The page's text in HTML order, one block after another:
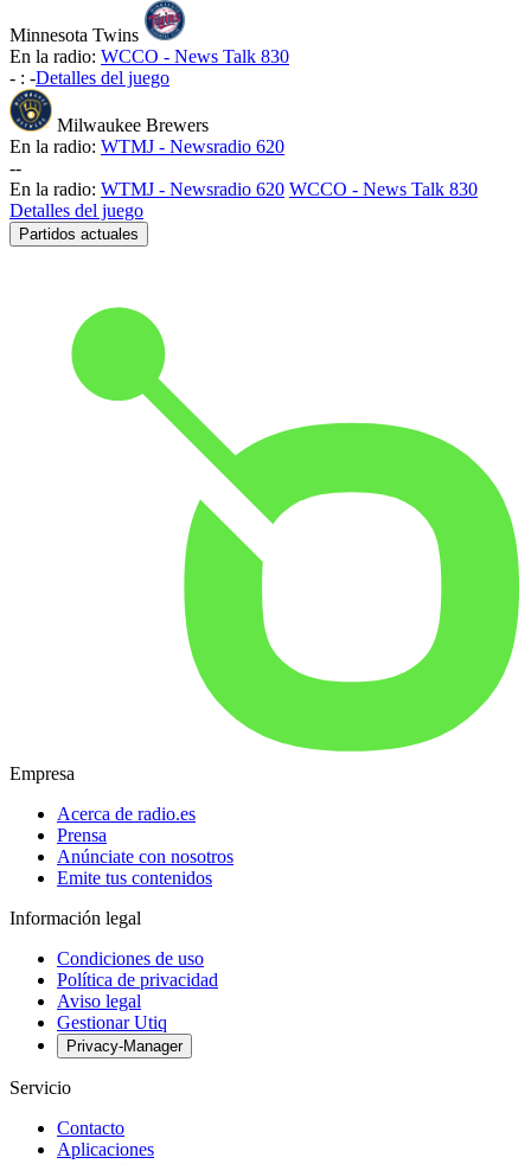
Minnesota Twins
En la radio: WCCO - News Talk 830
- : -Detalles del juego
Milwaukee Brewers
En la radio: WTMJ - Newsradio 620
--
En la radio: WTMJ - Newsradio 620 WCCO - News Talk 830
Detalles del juego
Partidos actuales
Empresa
Acerca de radio.es
Prensa
Anúnciate con nosotros
Emite tus contenidos
Información legal
Condiciones de uso
Política de privacidad
Aviso legal
Gestionar Utiq
Privacy-Manager
Servicio
Contacto
Aplicaciones